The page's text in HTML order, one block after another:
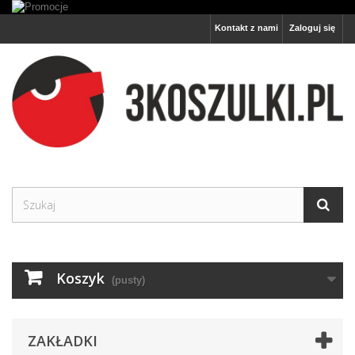
Zaloguj się
Kontakt z nami
Koszyk (pusty)
ZAKŁADKI